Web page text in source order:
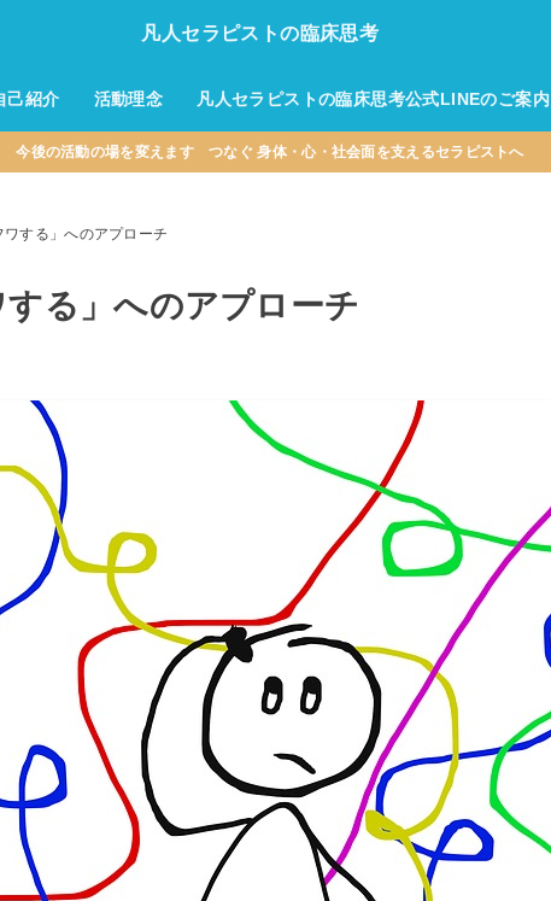
凡人セラピストの臨床思考
己紹介 活動理念 凡人セラピストの臨床思考公式LINEのご案内
今後の活動の場を変えます つなぐ 身体・心・社会面を支えるセラピストへ
する」へのアプローチ
する」へのアプローチ